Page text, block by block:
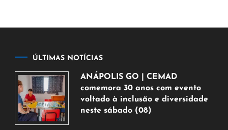
ÚLTIMAS NOTÍCIAS
ANÁPOLIS GO | CEMAD
comemora 30 anos com evento
voltado à inclusão e diversidade
neste sábado (08)